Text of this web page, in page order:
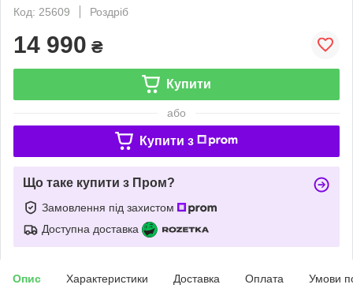
Код: 25609
Роздріб
14 990 ₴
Купити
або
Купити з
Що таке купити з Пром?
Замовлення під захистом
Доступна доставка
Опис Характеристики Доставка Оплата Умови